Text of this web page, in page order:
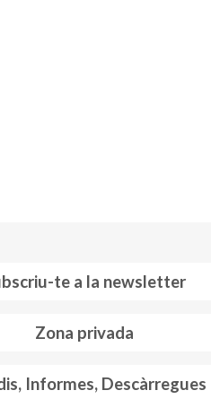
te a la newsletter
Zona privada
Informes, Descàrregues